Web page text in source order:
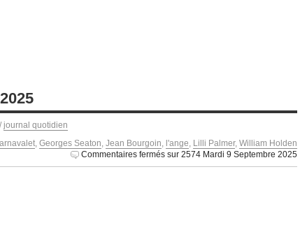
/ journal quotidien
Georges Seaton Jean Bourgoin l'ange Lilli Palmer, William Holden
Commentaires fermés sur 2574 Mardi 9 Septembre 2025